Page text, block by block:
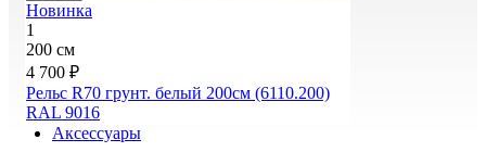
Новинка
1
200 см
4 700 ₽
Рельс R70 грунт. белый 200см (6110.200)
RAL 9016
Аксессуары